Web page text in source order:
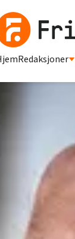
Redaksjoner